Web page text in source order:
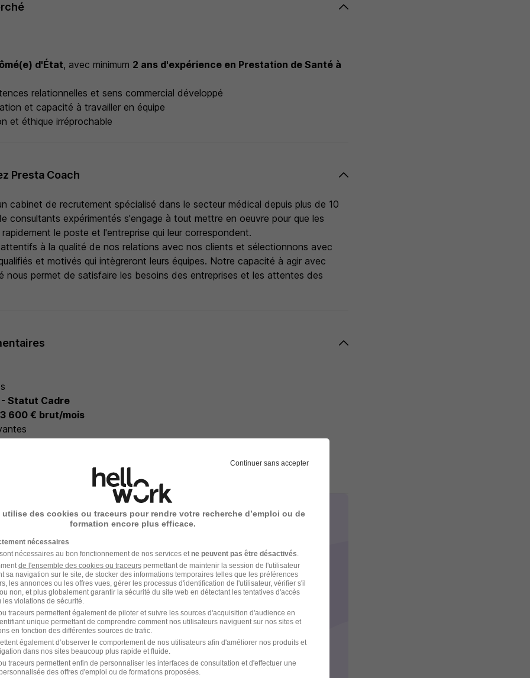
d'État, avec minimum 2 ans d'expérience en Prestation de Santé à
relationnelles et sens commercial développé
et capacité à travailler en équipe
et éthique irréprochable
Presta Coach
cabinet de recrutement spécialisé dans le secteur médical depuis plus de 10
consultants expérimentés s'engage à tout mettre en oeuvre pour que les
le poste et l'entreprise qui leur correspondent.
à la qualité de nos relations avec nos clients et sélectionnons avec
et motivés qui intègreront leurs équipes. Notre capacité à agir avec
nous permet de satisfaire les besoins des entreprises et les attentes des
- Statut Cadre
600 € brut/mois
ordinateur, téléphone portable
recrutement
peuvent varier selon l'offre à laquelle vous postulez.
un membre de l'équipe Presta-Coach par téléphone
on envoie votre candidature à notre client
ou téléphone avec notre client
avec le Drh ou DG
Continuer sans accepter
utilise des cookies ou traceurs pour rendre votre recherche d’emploi ou de
formation encore plus efficace.
nécessaires
nécessaires au bon fonctionnement de nos services et ne peuvent pas être désactivés
de l'ensemble des cookies ou traceurspermettant de maintenir la session de l'utilisateur
sa navigation sur le site, de stocker des informations temporaires telles que les préférences
les annonces ou les offres vues, gérer les processus d'identification de l'utilisateur, vérifier s'il
non, et plus globalement garantir la sécurité du site web en détectant les tentatives d'accès
violations de sécurité.
traceurs permettent également de piloter et suivre les sources d'acquisition d'audience en
unique permettant de comprendre comment nos utilisateurs naviguent sur nos sites et
en fonction des différentes sources de trafic.
également d’observer le comportement de nos utilisateurs afin d'améliorer nos produits et
dans nos sites beaucoup plus rapide et fluide.
traceurs permettent enfin de personnaliser les interfaces de consultation et d'effectuer une
des offres d'emploi ou de formations proposées.